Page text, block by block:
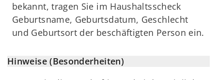
bekannt, tragen Sie im Haushaltsscheck
Geburtsname, Geburtsdatum, Geschlecht
und Geburtsort der beschäftigten Person ein.
Hinweise (Besonderheiten)